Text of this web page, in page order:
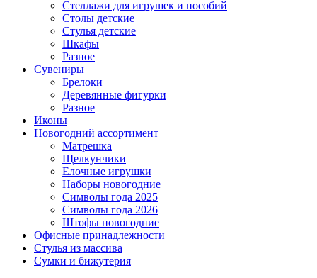
Стеллажи для игрушек и пособий
Столы детские
Стулья детские
Шкафы
Разное
Сувениры
Брелоки
Деревянные фигурки
Разное
Иконы
Новогодний ассортимент
Матрешка
Щелкунчики
Елочные игрушки
Наборы новогодние
Символы года 2025
Символы года 2026
Штофы новогодние
Офисные принадлежности
Стулья из массива
Сумки и бижутерия